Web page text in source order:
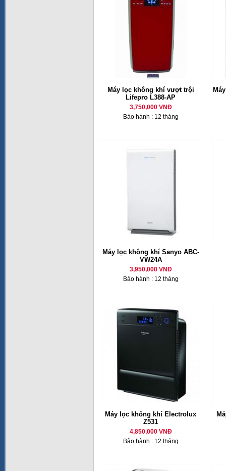
Máy lọc không khí vượt trội
Lifepro L388-AP
3,750,000 VNĐ
Bảo hành : 12 tháng
Máy lọc không khí Sanyo ABC-
VW24A
3,950,000 VNĐ
Bảo hành : 12 tháng
Máy lọc không khí Electrolux
Z531
4,850,000 VNĐ
Bảo hành : 12 tháng